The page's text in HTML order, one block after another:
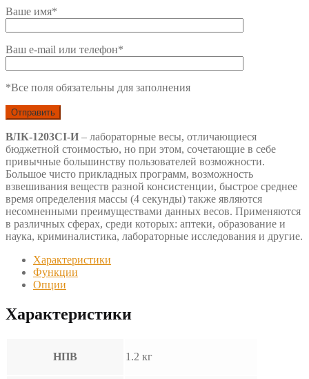
Ваше имя*
Ваш e-mail или телефон*
*Все поля обязательны для заполнения
ВЛК-1203СI-И – лабораторные весы, отличающиеся
бюджетной стоимостью, но при этом, сочетающие в себе
привычные большинству пользователей возможности.
Большое чисто прикладных программ, возможность
взвешивания веществ разной консистенции, быстрое среднее
время определения массы (4 секунды) также являются
несомненными преимуществами данных весов. Применяются
в различных сферах, среди которых: аптеки, образование и
наука, криминалистика, лабораторные исследования и другие.
Характеристики
Функции
Опции
Характеристики
НПВ 1.2 кг